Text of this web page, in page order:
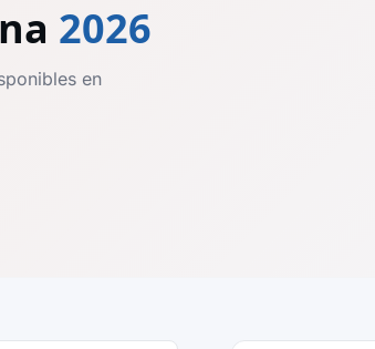
2026
en